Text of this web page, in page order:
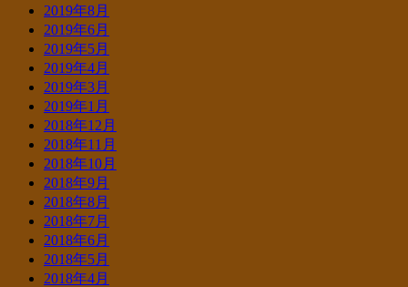
2019年8月
2019年6月
2019年5月
2019年4月
2019年3月
2019年1月
2018年12月
2018年11月
2018年10月
2018年9月
2018年8月
2018年7月
2018年6月
2018年5月
2018年4月